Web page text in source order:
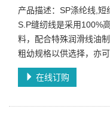
产品描述：SP涤纶线,短
S.P缝纫线是采用100%
料，配合特殊润滑线油
粗幼规格以供选择，亦
在线订购